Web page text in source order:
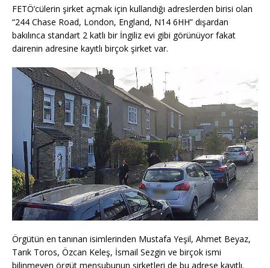
FETÖ’cülerin şirket açmak için kullandığı adreslerden birisi olan
“244 Chase Road, London, England, N14 6HH” dışardan
bakılınca standart 2 katlı bir İngiliz evi gibi görünüyor fakat
dairenin adresine kayıtlı birçok şirket var.
Örgütün en tanınan isimlerinden Mustafa Yeşil, Ahmet Beyaz,
Tarık Toros, Özcan Keleş, İsmail Sezgin ve birçok ismi
bilinmeyen örgüt mensubunun şirketleri de bu adrese kayıtlı.